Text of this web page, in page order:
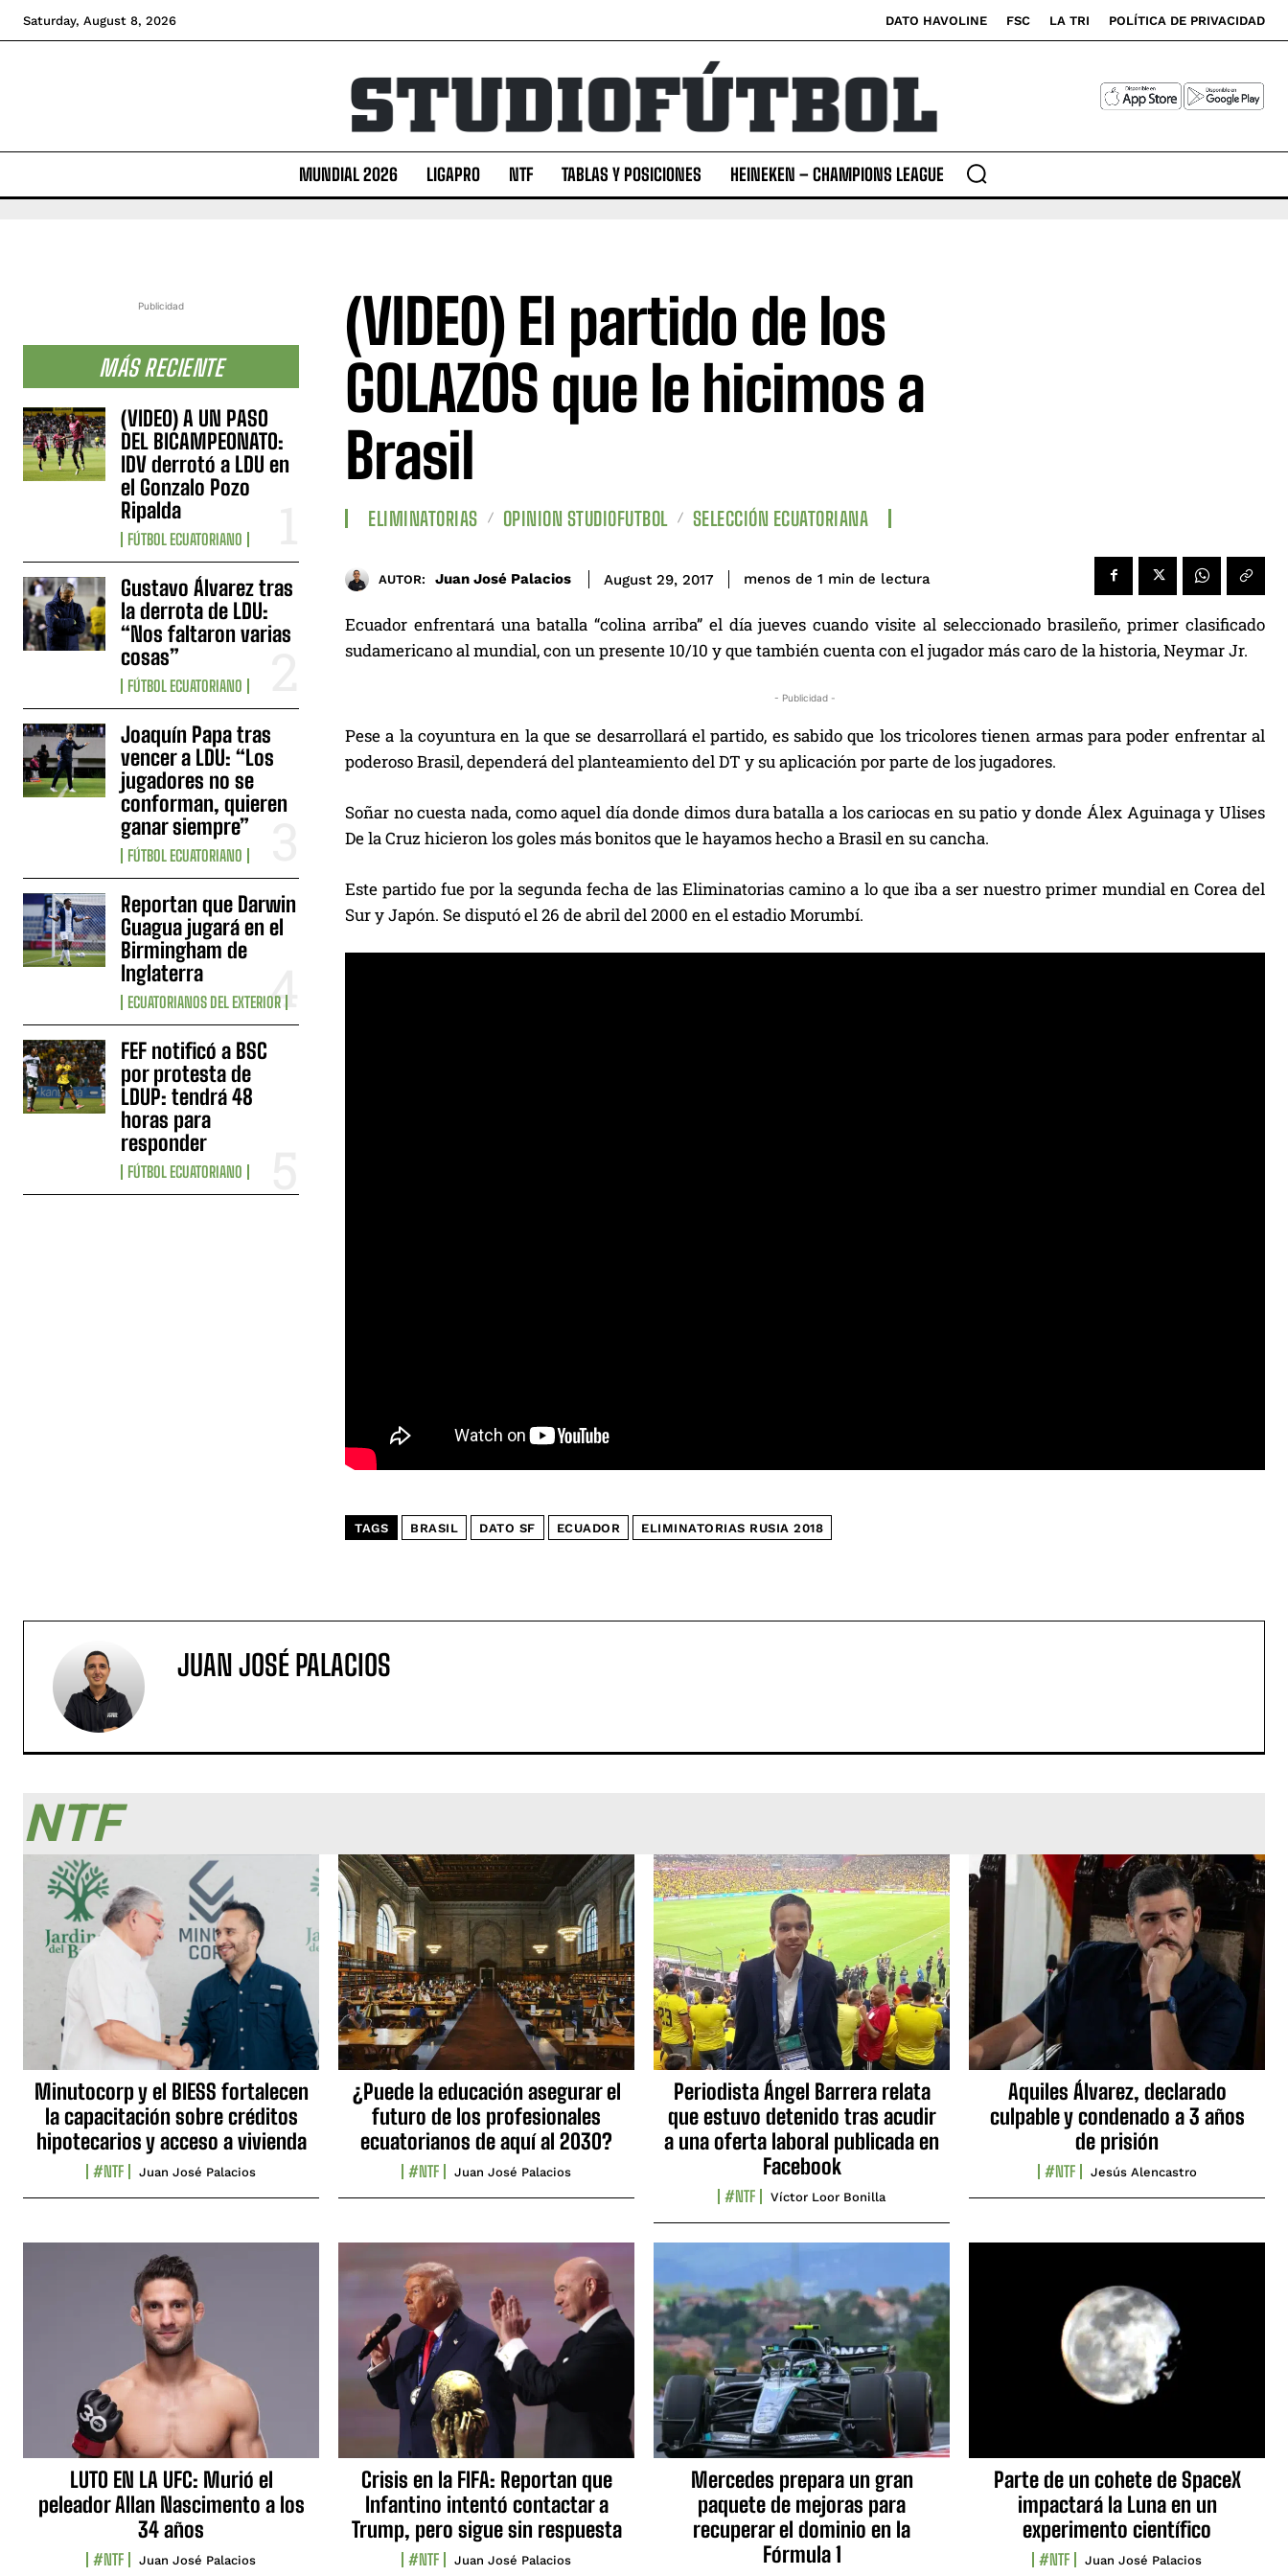
Saturday, August 8, 2026 DATO HAVOLINE FSC LA TRI POLÍTICA DE PRIVACIDAD
MUNDIAL 2026 LIGAPRO NTF TABLAS Y POSICIONES HEINEKEN – CHAMPIONS LEAGUE
Publicidad
MÁS RECIENTE
(VIDEO) A UN PASO
DEL BICAMPEONATO:
IDV derrotó a LDU en
el Gonzalo Pozo
Ripalda
FÚTBOL ECUATORIANO
Gustavo Álvarez tras
la derrota de LDU:
“Nos faltaron varias
cosas”
FÚTBOL ECUATORIANO
Joaquín Papa tras
vencer a LDU: “Los
jugadores no se
conforman, quieren
ganar siempre”
FÚTBOL ECUATORIANO
Reportan que Darwin
Guagua jugará en el
Birmingham de
Inglaterra
ECUATORIANOS DEL EXTERIOR
FEF notificó a BSC
por protesta de
LDUP: tendrá 48
horas para
responder
FÚTBOL ECUATORIANO
(VIDEO) El partido de los
GOLAZOS que le hicimos a
Brasil
ELIMINATORIAS OPINION STUDIOFUTBOL SELECCIÓN ECUATORIANA
AUTOR: Juan José Palacios August 29, 2017 menos de 1 min de lectura
Ecuador enfrentará una batalla “colina arriba” el día jueves cuando visite al seleccionado brasileño, primer clasificado
sudamericano al mundial, con un presente 10/10 y que también cuenta con el jugador más caro de la historia, Neymar Jr.
- Publicidad -
Pese a la coyuntura en la que se desarrollará el partido, es sabido que los tricolores tienen armas para poder enfrentar al
poderoso Brasil, dependerá del planteamiento del DT y su aplicación por parte de los jugadores.
Soñar no cuesta nada, como aquel día donde dimos dura batalla a los cariocas en su patio y donde Álex Aguinaga y Ulises
De la Cruz hicieron los goles más bonitos que le hayamos hecho a Brasil en su cancha.
Este partido fue por la segunda fecha de las Eliminatorias camino a lo que iba a ser nuestro primer mundial en Corea del
Sur y Japón. Se disputó el 26 de abril del 2000 en el estadio Morumbí.
TAGS BRASIL DATO SF ECUADOR ELIMINATORIAS RUSIA 2018
JUAN JOSÉ PALACIOS
NTF
Minutocorp y el BIESS fortalecen
la capacitación sobre créditos
hipotecarios y acceso a vivienda
#NTF Juan José Palacios
¿Puede la educación asegurar el
futuro de los profesionales
ecuatorianos de aquí al 2030?
#NTF Juan José Palacios
Periodista Ángel Barrera relata
que estuvo detenido tras acudir
a una oferta laboral publicada en
Facebook
#NTF Víctor Loor Bonilla
Aquiles Álvarez, declarado
culpable y condenado a 3 años
de prisión
#NTF Jesús Alencastro
LUTO EN LA UFC: Murió el
peleador Allan Nascimento a los
34 años
#NTF Juan José Palacios
Crisis en la FIFA: Reportan que
Infantino intentó contactar a
Trump, pero sigue sin respuesta
#NTF Juan José Palacios
Mercedes prepara un gran
paquete de mejoras para
recuperar el dominio en la
Fórmula 1
Parte de un cohete de SpaceX
impactará la Luna en un
experimento científico
#NTF Juan José Palacios